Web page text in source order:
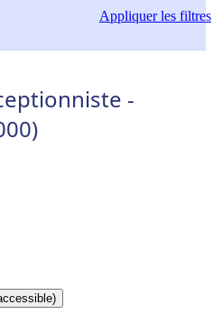
Appliquerles filtres
-